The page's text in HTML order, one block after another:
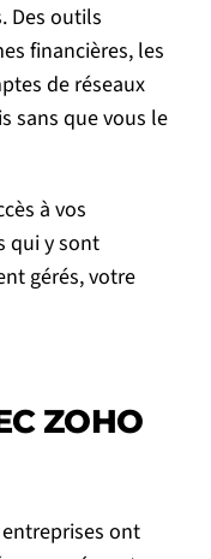
Des outils
financières, les
de réseaux
sans que vous le
à vos
qui y sont
gérés, votre
ZOHO
ont